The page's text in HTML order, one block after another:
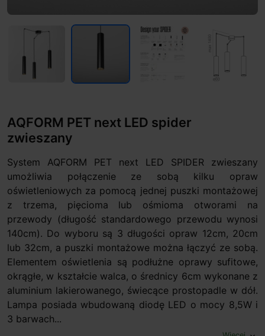
AQFORM PET next LED spider
zwieszany
System AQFORM PET next LED SPIDER zwieszany
umożliwia połączenie ze sobą kilku opraw
oświetleniowych za pomocą jednej puszki montażowej
z trzema, pięcioma lub ośmioma otworami na
przewody (długość standardowego przewodu wynosi
140cm). Do wyboru są 3 długości opraw 12cm, 20cm
lub 32cm, a puszki montażowe można łączyć ze sobą.
Elementem oświetlenia są podłużne oprawy sufitowe,
okrągłe, w kształcie walca, o średnicy 6cm wykonane z
aluminium lakierowanego, świecące prostopadle w dół.
Lampa posiada wbudowaną diodę LED o mocy 8,5W i
3 barwach...